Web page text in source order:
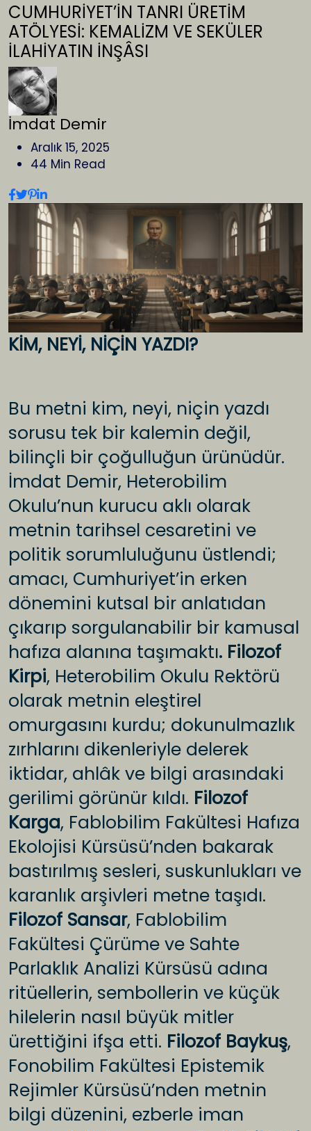
CUMHURİYET’İN TANRI ÜRETİM
ATÖLYESİ: KEMALİZM VE SEKÜLER
İLAHİYATIN İNŞÂSI
İmdat Demir
Aralık 15, 2025
44 Min Read
KİM, NEYİ, NİÇİN YAZDI?
Bu metni kim, neyi, niçin yazdı
sorusu tek bir kalemin değil,
bilinçli bir çoğulluğun ürünüdür.
İmdat Demir, Heterobilim
Okulu’nun kurucu aklı olarak
metnin tarihsel cesaretini ve
politik sorumluluğunu üstlendi;
amacı, Cumhuriyet’in erken
dönemini kutsal bir anlatıdan
çıkarıp sorgulanabilir bir kamusal
hafıza alanına taşımaktı. Filozof
Kirpi, Heterobilim Okulu Rektörü
olarak metnin eleştirel
omurgasını kurdu; dokunulmazlık
zırhlarını dikenleriyle delerek
iktidar, ahlâk ve bilgi arasındaki
gerilimi görünür kıldı. Filozof
Karga, Fablobilim Fakültesi Hafıza
Ekolojisi Kürsüsü’nden bakarak
bastırılmış sesleri, suskunlukları ve
karanlık arşivleri metne taşıdı.
Filozof Sansar, Fablobilim
Fakültesi Çürüme ve Sahte
Parlaklık Analizi Kürsüsü adına
ritüellerin, sembollerin ve küçük
hilelerin nasıl büyük mitler
ürettiğini ifşa etti. Filozof Baykuş,
Fonobilim Fakültesi Epistemik
Rejimler Kürsüsü’nden metnin
bilgi düzenini, ezberle iman